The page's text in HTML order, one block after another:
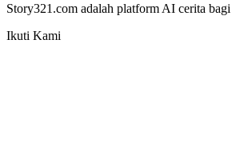
Story321.com adalah platform AI cerita
Ikuti Kami